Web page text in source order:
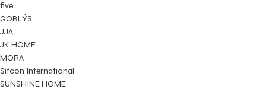
five
GOBLÝS
JJA
JK HOME
MORA
Sifcon International
SUNSHINE HOME